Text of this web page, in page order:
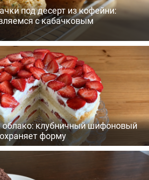
под десерт из кофейни:
с кабачковым
клубничный шифоновый
форму